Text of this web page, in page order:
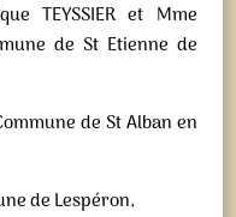
TEYSSIER et Mme
de St Etienne de
de St Alban en
de Lespéron,